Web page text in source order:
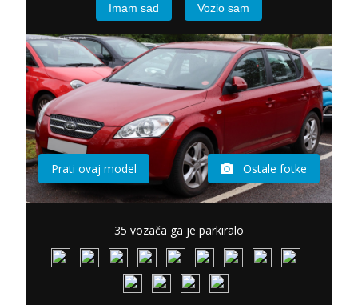
Imam sad Vozio sam
Prati ovaj model Ostale fotke
35 vozača ga je parkiralo